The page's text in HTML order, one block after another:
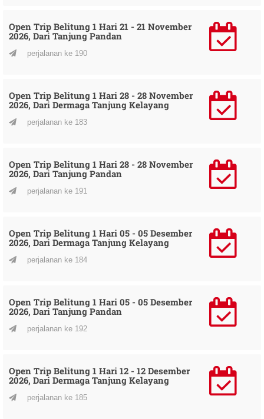
Open Trip Belitung 1 Hari 21 - 21 November
2026, Dari Tanjung Pandan
perjalanan ke 190
Open Trip Belitung 1 Hari 28 - 28 November
2026, Dari Dermaga Tanjung Kelayang
perjalanan ke 183
Open Trip Belitung 1 Hari 28 - 28 November
2026, Dari Tanjung Pandan
perjalanan ke 191
Open Trip Belitung 1 Hari 05 - 05 Desember
2026, Dari Dermaga Tanjung Kelayang
perjalanan ke 184
Open Trip Belitung 1 Hari 05 - 05 Desember
2026, Dari Tanjung Pandan
perjalanan ke 192
Open Trip Belitung 1 Hari 12 - 12 Desember
2026, Dari Dermaga Tanjung Kelayang
perjalanan ke 185